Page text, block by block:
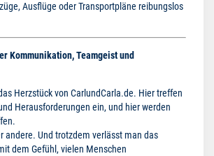
Ausflüge oder Transportpläne reibungslos
Kommunikation, Teamgeist und
Herzstück von CarlundCarla.de. Hier treffen
Herausforderungen ein, und hier werden
andere. Und trotzdem verlässt man das
dem Gefühl, vielen Menschen